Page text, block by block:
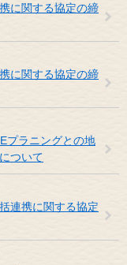
に関する協定の締
に関する協定の締
プラニングとの地
ついて
連携に関する協定